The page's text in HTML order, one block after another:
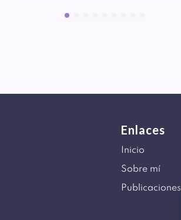
Enlaces
Inicio
Sobre mí
Publicaciones